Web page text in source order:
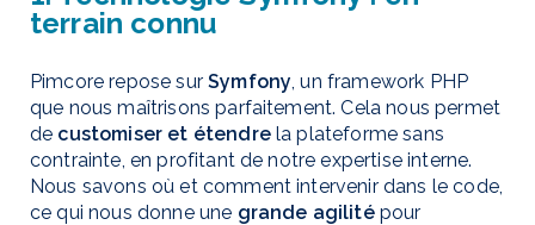
terrain connu
Pimcore repose surSymfony , un framework PHP
que nous maîtrisons parfaitement. Cela nous permet
de customiser et étendrela plateforme sans
contrainte, en profitant de notre expertise interne.
Nous savons où et comment intervenir dans le code,
ce qui nous donne une grande agilitépour